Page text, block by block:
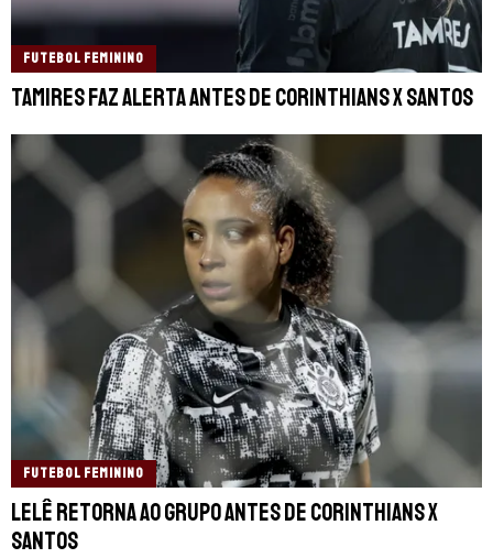
FUTEBOL FEMININO
Tamires faz alerta antes de Corinthians x Santos
FUTEBOL FEMININO
Lelê retorna ao grupo antes de Corinthians x
Santos